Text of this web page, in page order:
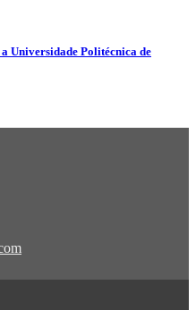
Universidade Politécnica de